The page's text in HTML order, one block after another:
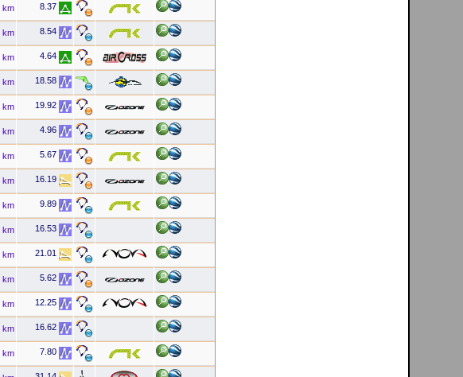
km 8.37
km 8.54
km 4.64
km 18.58
km 19.92
km 4.96
km 5.67
km 16.19
km 9.89
km 16.53
km 21.01
km 5.62
km 12.25
km 16.62
km 7.80